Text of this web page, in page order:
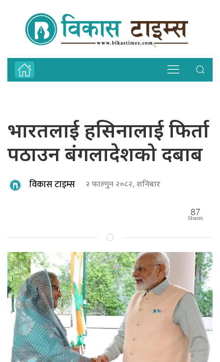
भारतलाई हसिनालाई फिर्ता
पठाउन बंगलादेशको दबाब
विकास टाइम्स २ फाल्गुन २०८२, शनिबार
87
Shares